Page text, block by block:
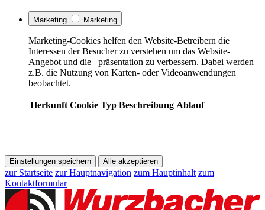
Marketing Marketing
Marketing-Cookies helfen den Website-Betreibern die
Interessen der Besucher zu verstehen um das Website-
Angebot und die –präsentation zu verbessern. Dabei werden
z.B. die Nutzung von Karten- oder Videoanwendungen
beobachtet.
Herkunft Cookie Typ Beschreibung Ablauf
Einstellungen speichern Alle akzeptieren
zur Startseite zur Hauptnavigation zum Hauptinhalt zum
Kontaktformular